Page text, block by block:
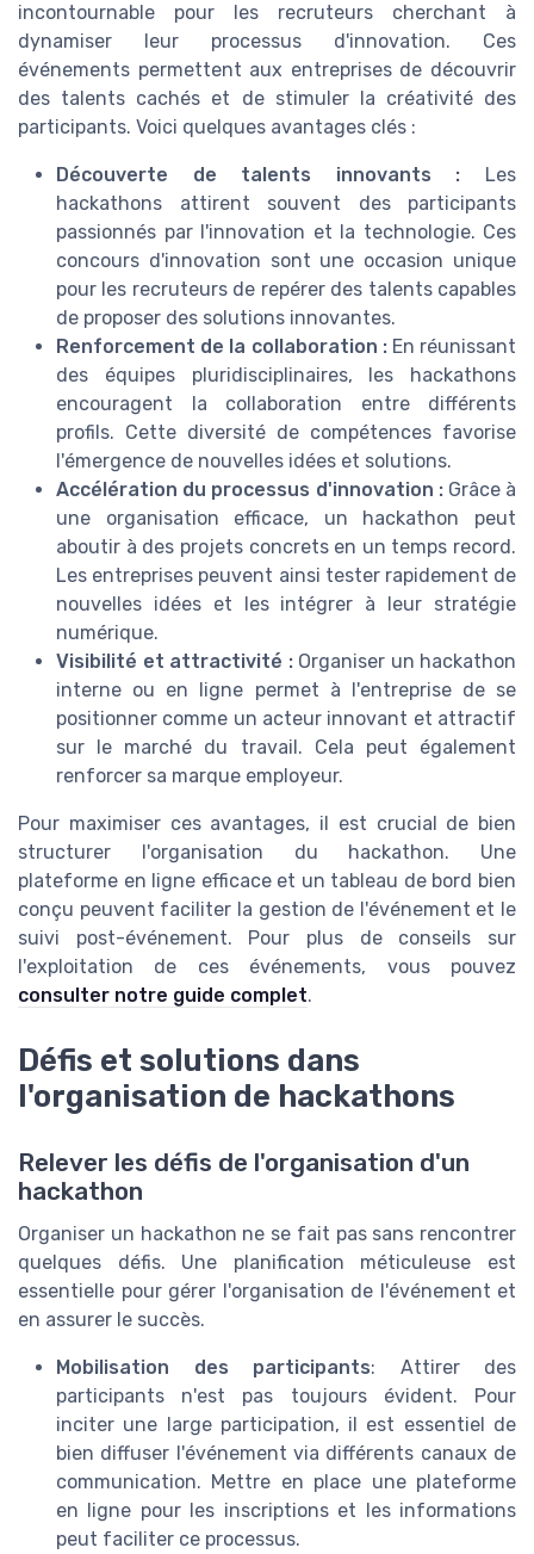
incontournable pour les recruteurs cherchant à
dynamiser leur processus d'innovation. Ces
événements permettent aux entreprises de découvrir
des talents cachés et de stimuler la créativité des
participants. Voici quelques avantages clés :
Découverte de talents innovants : Les
hackathons attirent souvent des participants
passionnés par l'innovation et la technologie. Ces
concours d'innovation sont une occasion unique
pour les recruteurs de repérer des talents capables
de proposer des solutions innovantes.
Renforcement de la collaboration :En réunissant
des équipes pluridisciplinaires, les hackathons
encouragent la collaboration entre différents
profils. Cette diversité de compétences favorise
l'émergence de nouvelles idées et solutions.
Accélération du processus d'innovation :Grâce à
une organisation efficace, un hackathon peut
aboutir à des projets concrets en un temps record.
Les entreprises peuvent ainsi tester rapidement de
nouvelles idées et les intégrer à leur stratégie
numérique.
Visibilité et attractivité :Organiser un hackathon
interne ou en ligne permet à l'entreprise de se
positionner comme un acteur innovant et attractif
sur le marché du travail. Cela peut également
renforcer sa marque employeur.
Pour maximiser ces avantages, il est crucial de bien
structurer l'organisation du hackathon. Une
plateforme en ligne efficace et un tableau de bord bien
conçu peuvent faciliter la gestion de l'événement et le
suivi post-événement. Pour plus de conseils sur
l'exploitation de ces événements, vous pouvez
consulter notre guide complet.
Défis et solutions dans
l'organisation de hackathons
Relever les défis de l'organisation d'un
hackathon
Organiser un hackathon ne se fait pas sans rencontrer
quelques défis. Une planification méticuleuse est
essentielle pour gérer l'organisation de l'événement et
en assurer le succès.
Mobilisation des participants: Attirer des
participants n'est pas toujours évident. Pour
inciter une large participation, il est essentiel de
bien diffuser l'événement via différents canaux de
communication. Mettre en place une plateforme
en ligne pour les inscriptions et les informations
peut faciliter ce processus.